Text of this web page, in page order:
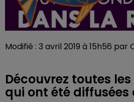
Modifié : 3 avril 2019 à 15h56 par
Découvrez toutes
qui ont été diffusées